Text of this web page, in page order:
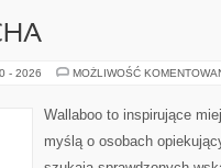
- 2026 MOŻLIWOŚĆ
Wallaboo to inspirujące
myślą o osobach